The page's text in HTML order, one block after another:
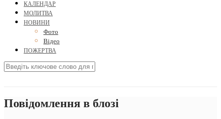
КАЛЕНДАР
МОЛИТВА
НОВИНИ
Фото
Відео
ПОЖЕРТВА
Повідомлення в блозі